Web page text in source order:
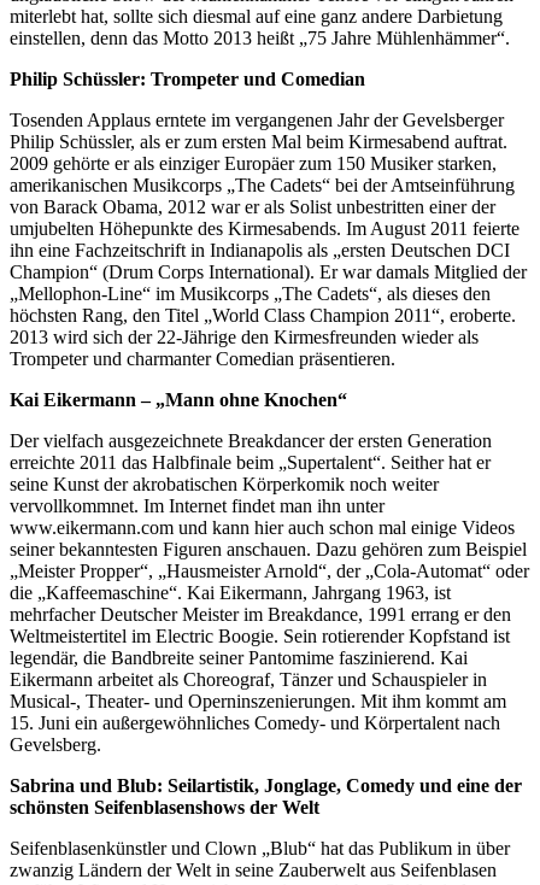
miterlebt hat, sollte sich diesmal auf eine ganz andere Darbietung
einstellen, denn das Motto 2013 heißt „75 Jahre Mühlenhämmer“.
Philip Schüssler: Trompeter und Comedian
Tosenden Applaus erntete im vergangenen Jahr der Gevelsberger
Philip Schüssler, als er zum ersten Mal beim Kirmesabend auftrat.
2009 gehörte er als einziger Europäer zum 150 Musiker starken,
amerikanischen Musikcorps „The Cadets“ bei der Amtseinführung
von Barack Obama, 2012 war er als Solist unbestritten einer der
umjubelten Höhepunkte des Kirmesabends. Im August 2011 feierte
ihn eine Fachzeitschrift in Indianapolis als „ersten Deutschen DCI
Champion“ (Drum Corps International). Er war damals Mitglied der
„Mellophon-Line“ im Musikcorps „The Cadets“, als dieses den
höchsten Rang, den Titel „World Class Champion 2011“, eroberte.
2013 wird sich der 22-Jährige den Kirmesfreunden wieder als
Trompeter und charmanter Comedian präsentieren.
Kai Eikermann – „Mann ohne Knochen“
Der vielfach ausgezeichnete Breakdancer der ersten Generation
erreichte 2011 das Halbfinale beim „Supertalent“. Seither hat er
seine Kunst der akrobatischen Körperkomik noch weiter
vervollkommnet. Im Internet findet man ihn unter
www.eikermann.com und kann hier auch schon mal einige Videos
seiner bekanntesten Figuren anschauen. Dazu gehören zum Beispiel
„Meister Propper“, „Hausmeister Arnold“, der „Cola-Automat“ oder
die „Kaffeemaschine“. Kai Eikermann, Jahrgang 1963, ist
mehrfacher Deutscher Meister im Breakdance, 1991 errang er den
Weltmeistertitel im Electric Boogie. Sein rotierender Kopfstand ist
legendär, die Bandbreite seiner Pantomime faszinierend. Kai
Eikermann arbeitet als Choreograf, Tänzer und Schauspieler in
Musical-, Theater- und Operninszenierungen. Mit ihm kommt am
15. Juni ein außergewöhnliches Comedy- und Körpertalent nach
Gevelsberg.
Sabrina und Blub: Seilartistik, Jonglage, Comedy und eine der
schönsten Seifenblasenshows der Welt
Seifenblasenkünstler und Clown „Blub“ hat das Publikum in über
zwanzig Ländern der Welt in seine Zauberwelt aus Seifenblasen